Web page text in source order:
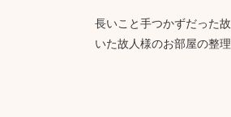
長いこと手つかずだった
いた故人様のお部屋の整